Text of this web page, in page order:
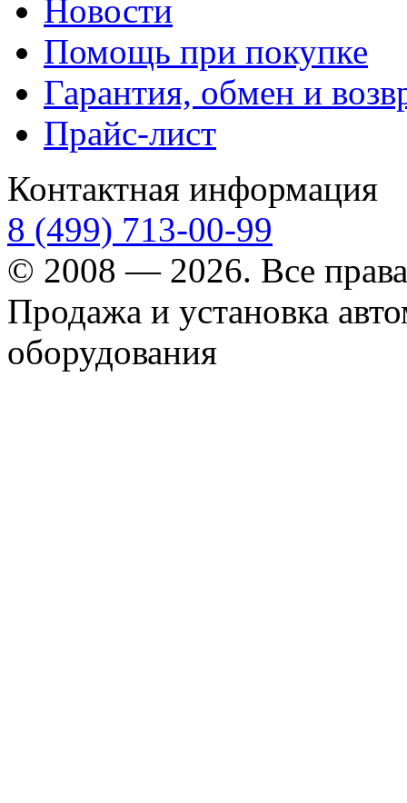
Новости
Помощь при покупке
Гарантия, обмен и
Прайс-лист
Контактная информация
8 (499) 713-00-99
© 2008 — 2026. Все
Продажа и установка
оборудования